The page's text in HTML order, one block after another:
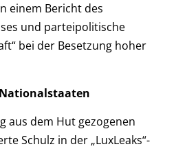
einem Bericht des
und parteipolitische
bei der Besetzung hoher
aus dem Hut gezogenen
Schulz in der „LuxLeaks“-